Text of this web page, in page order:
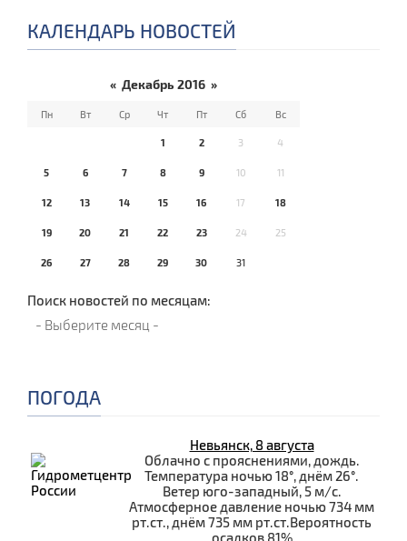
КАЛЕНДАРЬ НОВОСТЕЙ
« Декабрь 2016 »
Пн Вт Ср Чт Пт Сб Вс
1 2 3 4
5 6 7 8 9 10 11
12 13 14 15 16 17 18
19 20 21 22 23 24 25
26 27 28 29 30 31
Поиск новостей по месяцам:
ПОГОДА
Невьянск, 8 августа
Облачно с прояснениями, дождь.
Температура ночью 18°, днём 26°.
Ветер юго-западный, 5 м/с.
Атмосферное давление ночью 734 мм
рт.ст., днём 735 мм рт.ст.Вероятность
осадков 81%